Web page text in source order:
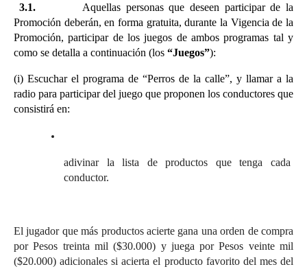
3.1.
Aquellas personas que deseen participar de la
Promoción deberán, en forma gratuita, durante la Vigencia de la
Promoción, participar de los juegos de ambos programas tal y
como se detalla a continuación (los “Juegos”):
(i) Escuchar el programa de “Perros de la calle”, y llamar a la
radio para participar del juego que proponen los conductores que
consistirá en:
adivinar la lista de productos que tenga cada
conductor.
El jugador que más productos acierte gana una orden de compra
por Pesos treinta mil ($30.000) y juega por Pesos veinte mil
($20.000) adicionales si acierta el producto favorito del mes del